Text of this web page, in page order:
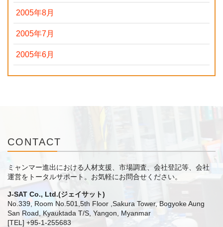
2005年8月
2005年7月
2005年6月
CONTACT
ミャンマー進出における人材支援、市場調査、会社登記等、会社
運営をトータルサポート。 お気軽にお問合せください。
J-SAT Co., Ltd.(ジェイサット)
No.339, Room No.501,5th Floor ,Sakura Tower, Bogyoke Aung
San Road, Kyauktada T/S, Yangon, Myanmar
[TEL] +95-1-255683